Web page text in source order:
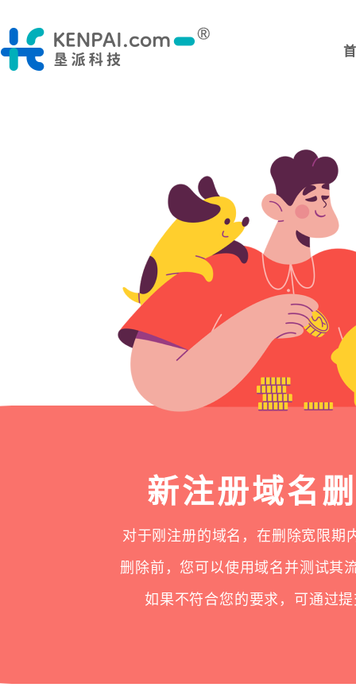
新注册域名
对于刚注册的域名，在删除宽限期
删除前，您可以使用域名并测试其
如果不符合您的要求，可通过